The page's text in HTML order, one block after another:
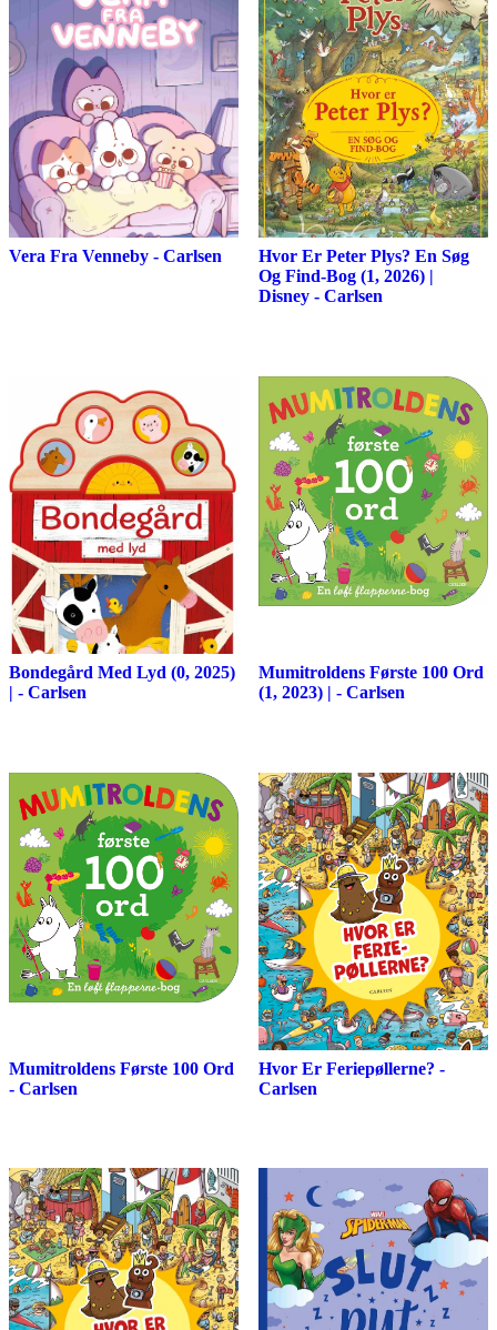
Vera Fra Venneby - Carlsen
Hvor Er Peter Plys? En Søg
Og Find-Bog (1, 2026) |
Disney - Carlsen
Bondegård Med Lyd (0, 2025)
| - Carlsen
Mumitroldens Første 100 Ord
(1, 2023) | - Carlsen
Mumitroldens Første 100 Ord
- Carlsen
Hvor Er Feriepøllerne? -
Carlsen